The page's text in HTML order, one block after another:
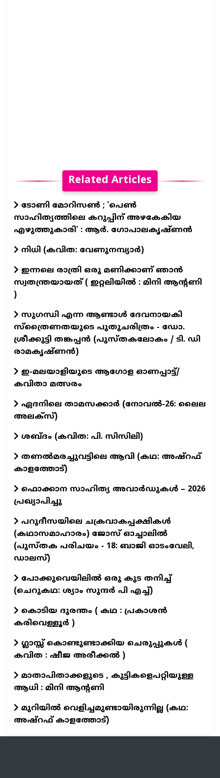
Related Articles
ടോണി മോറിസൺ ; 'പെൺ
സാഹിത്യത്തിലെ കറുപ്പിന് അഴകേകിയ
എഴുത്തുകാരി' : ആർ. ഗോപാലകൃഷ്ണൻ
നിധി (കവിത: വേണുനമ്പ്യാർ)
ഇന്നലെ രാത്രി ഒരു മണിക്കാണ് ഞാൻ
സ്വതന്ത്രയായത് ( ഇറ്റലിയിൽ : മിനി ആന്റണി
)
സുഗന്ധി എന്ന ആണ്ടാള്‍ ദേവനായകി
സ്ത്രൈണതയുടെ പുതുചരിത്രം - ഡോ.
ശ്രീക്കുട്ടി തങ്കപ്പന്‍ (പുസ്തകലോകം / ടി. ഡി
രാമകൃഷ്ണന്‍)
ഇ-മലയാളിയുടെ ആഗോള ഓണപ്പാട്ട്/
കവിതാ മത്സരം
ഏദനിലെ താമസക്കാർ (നോവല്‍-26: ലൈല
അലക്‌സ്)
ശബ്ദം (കവിത: പി. സിസിലി)
തണൽമരച്ചുവട്ടിലെ ആവി (കഥ: അഷ്‌റഫ്
കാളത്തോട്)
ഫൊക്കാന സാഹിത്യ അവാർഡുകൾ – 2026
പ്രഖ്യാപിച്ചു
പറുദീസയിലെ ചക്രവാകപ്പക്ഷികൾ
(കഥാസമാഹാരം) ജോസ് ഓച്ചാലിൽ
(പുസ്തക പരിചയം - 18: ബാജി ഓടംവേലി,
ഡാലസ്)
പോക്കുവെയിലിൽ ഒരു കുട തനിച്ച്
(ചെറുകഥ: ശ്യാം സുന്ദര്‍ പി എച്ച്)
കൊടിയ ദുരന്തം ( കഥ : പ്രകാശൻ
കരിവെള്ളൂർ )
ഗ്ലാസ്സ് കൊണ്ടുണ്ടാക്കിയ ചെരുപ്പുകൾ (
കവിത : ഷീജ അരീക്കൽ )
മാതാപിതാക്കളുടെ , കുട്ടികളെപറ്റിയുള്ള
ആധി : മിനി ആന്റണി
മുറിയിൽ വെളിച്ചമുണ്ടായിരുന്നില്ല (കഥ:
അഷ്റഫ് കാളത്തോട്)